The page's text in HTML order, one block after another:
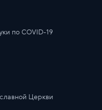
по COVID-19
Церкви